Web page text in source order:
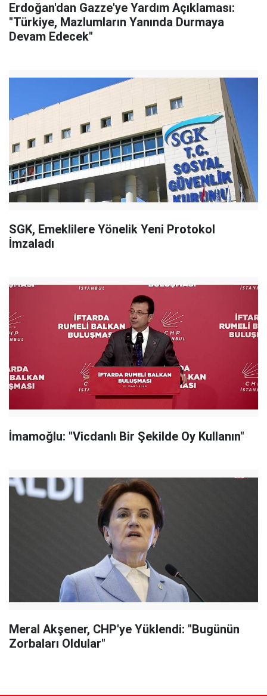
Erdoğan'dan Gazze'ye Yardım Açıklaması:
"Türkiye, Mazlumların Yanında Durmaya
Devam Edecek"
SGK, Emeklilere Yönelik Yeni Protokol
İmzaladı
İmamoğlu: "Vicdanlı Bir Şekilde Oy Kullanın"
Meral Akşener, CHP'ye Yüklendi: "Bugünün
Zorbaları Oldular"